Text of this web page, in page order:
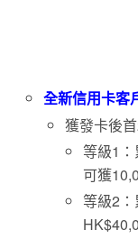
全新信用卡客
獲發卡後
等級1
可獲
等級2